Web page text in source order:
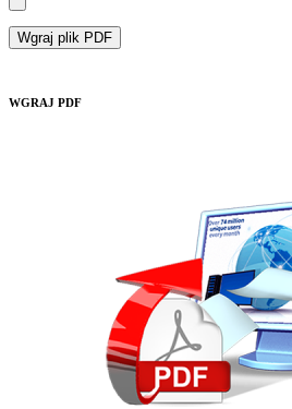
Wgraj plik PDF
WGRAJ PDF